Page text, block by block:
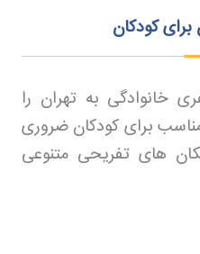
کودکان
خانوادگی به تهران را
برای کودکان ضروری
های تفریحی متنوعی